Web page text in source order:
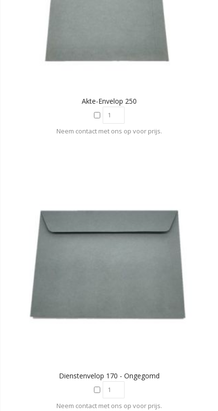
Akte-Envelop 250
Neem contact met ons op voor prijs.
Dienstenvelop 170 - Ongegomd
Neem contact met ons op voor prijs.